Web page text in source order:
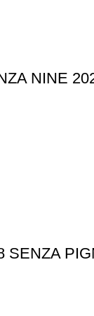
NINE
SENZA